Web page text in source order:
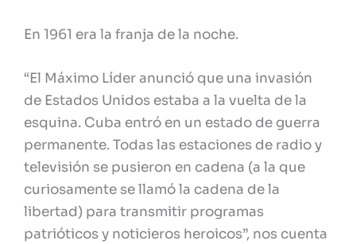
En 1961 era la franja de la noche.
“El Máximo Líder anunció que una invasión
de Estados Unidos estaba a la vuelta de la
esquina. Cuba entró en un estado de guerra
permanente. Todas las estaciones de radio y
televisión se pusieron en cadena (a la que
curiosamente se llamó la cadena de la
libertad) para transmitir programas
patrióticos y noticieros heroicos”, nos cuenta